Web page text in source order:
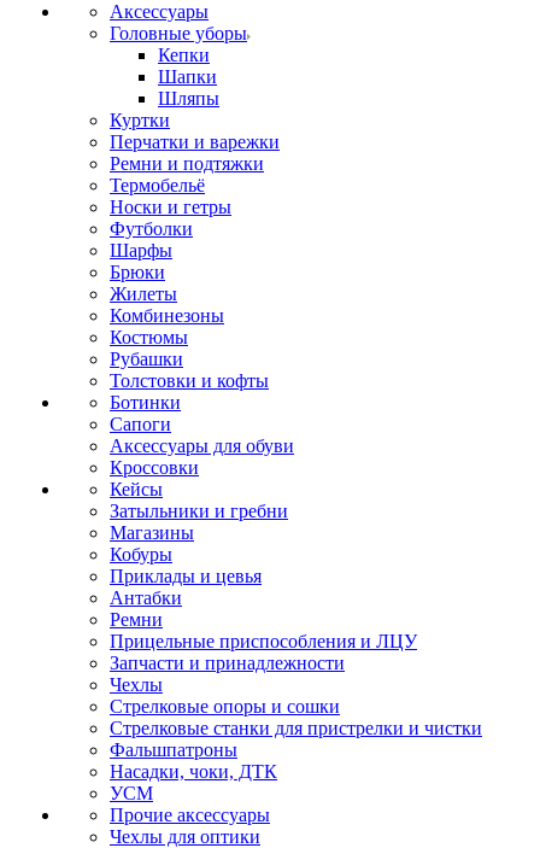
Аксессуары
Головные уборы
Кепки
Шапки
Шляпы
Куртки
Перчатки и варежки
Ремни и подтяжки
Термобельё
Носки и гетры
Футболки
Шарфы
Брюки
Жилеты
Комбинезоны
Костюмы
Рубашки
Толстовки и кофты
Ботинки
Сапоги
Аксессуары для обуви
Кроссовки
Кейсы
Затыльники и гребни
Магазины
Кобуры
Приклады и цевья
Антабки
Ремни
Прицельные приспособления и ЛЦУ
Запчасти и принадлежности
Чехлы
Стрелковые опоры и сошки
Стрелковые станки для пристрелки и чистки
Фальшпатроны
Насадки, чоки, ДТК
УСМ
Прочие аксессуары
Чехлы для оптики